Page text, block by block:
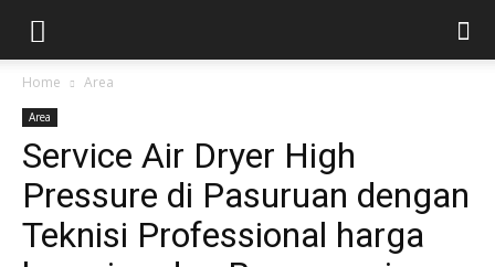
Home Area
Area
Service Air Dryer High
Pressure di Pasuruan dengan
Teknisi Professional harga